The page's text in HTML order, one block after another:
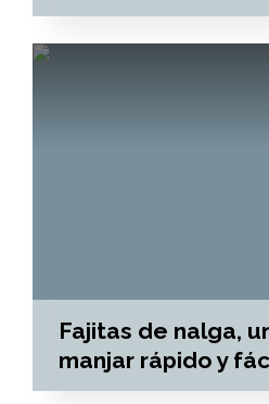
Fajitas de nalga,
manjar rápido y